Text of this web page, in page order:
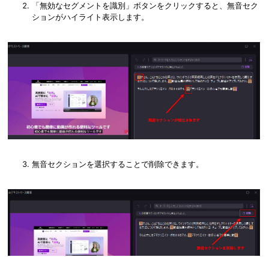
「無効なセグメントを識別」ボタンをクリックすると、無音セク
ションがハイライト表示します。
無音セクションを選択することで削除できます。